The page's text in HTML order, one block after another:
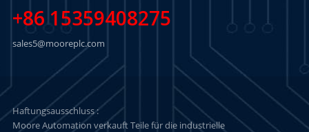
+86 15359408275
sales5@mooreplc.com
Haftungsausschluss :
Moore Automation verkauft Teile für die industrielle